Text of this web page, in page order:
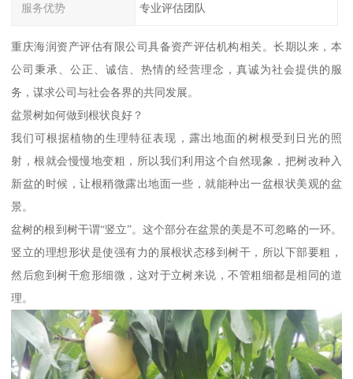
服务优势 专业评估团队
重庆海润资产评估有限公司具备资产评估机构相关。长期以来，本
公司秉承、公正、诚信、热情的经营理念，真诚为社会提供的服
务，谋求公司与社会各界的共同发展。
盆景树如何做到根状良好？
我们可根据植物的生理特征表现，露出地面的树根受到日光的照
射，根就会慢慢地变粗，所以我们利用这个自然现象，把树改种入
新盆的时候，让根稍微露出地面一些，就能种出一盆根状美观的盆
景。
盆树的根到树干谓“竖立”。这个部分在盆景的美是不可忽略的一环。
竖立的理想形状是使强有力的展根状态移到树干，所以下部要粗，
然后愈到树干愈形细微，这对于立树来说，不管粗细都是相同的道
理。